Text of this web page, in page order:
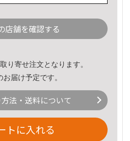
店舗を確認する
り寄せ注文となります。
届け予定です。
法・送料について
トに入れる